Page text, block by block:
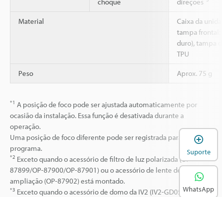
Material
Caixa da
tampa
duro), tampa
TPU
Peso Aprox. 75 g
*1 A posição de foco pode ser ajustada automaticamente por
ocasião da instalação. Essa função é desativada durante a
operação.
Uma posição de foco diferente pode ser registrada para cada
programa.
*2 Exceto quando o acessório de filtro de luz polarizada (OP-
87899/OP-87900/OP-87901) ou o acessório de lente de
ampliação (OP-87902) está montado.
*3 Exceto quando o acessório de domo da IV2 (IV2-GD05/IV2-
Suporte
WhatsApp